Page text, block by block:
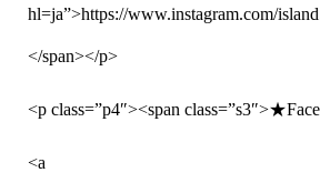
hl=ja”>https://www.instagram.com/
</span></p>
<p class=”p4″><span
<a